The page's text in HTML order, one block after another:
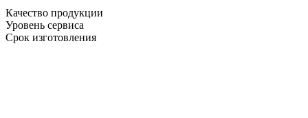
Качество продукции
Уровень сервиса
Срок изготовления